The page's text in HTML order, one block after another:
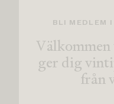
BLI MEDLEM I
ger dig
från